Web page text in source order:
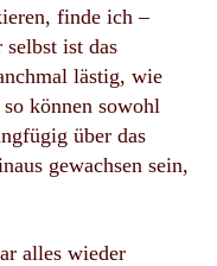
finde ich –
ist das
lästig, wie
so können sowohl
über das
gewachsen sein,
alles wieder